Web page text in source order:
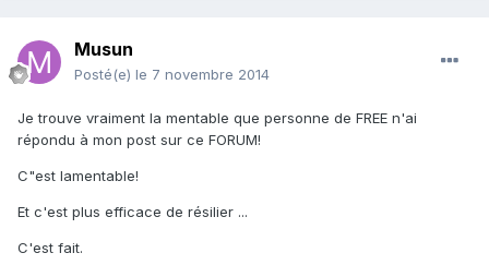
Musun
Posté(e) le 7 novembre 2014
Je trouve vraiment la mentable que personne de FREE n'ai
répondu à mon post sur ce FORUM!
C"est lamentable!
Et c'est plus efficace de résilier ...
C'est fait.